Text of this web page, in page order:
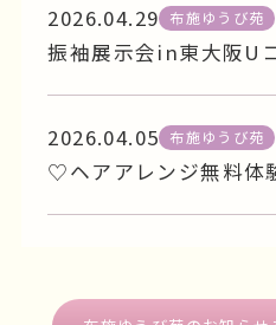
2026.04.29 布施ゆうび苑
振袖展示会in東大阪U
2026.04.05 布施ゆうび苑
♡ヘアアレンジ無料体